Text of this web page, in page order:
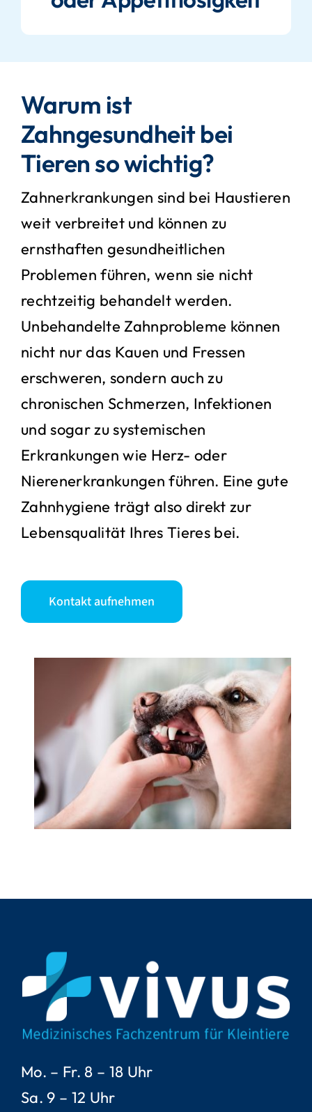
Warum ist
Zahngesundheit bei
Tieren so wichtig?
Zahnerkrankungen sind bei Haustieren
weit verbreitet und können zu
ernsthaften gesundheitlichen
Problemen führen, wenn sie nicht
rechtzeitig behandelt werden.
Unbehandelte Zahnprobleme können
nicht nur das Kauen und Fressen
erschweren, sondern auch zu
chronischen Schmerzen, Infektionen
und sogar zu systemischen
Erkrankungen wie Herz- oder
Nierenerkrankungen führen. Eine gute
Zahnhygiene trägt also direkt zur
Lebensqualität Ihres Tieres bei.
Kontakt aufnehmen
Mo. – Fr. 8 – 18 Uhr
Sa. 9 – 12 Uhr